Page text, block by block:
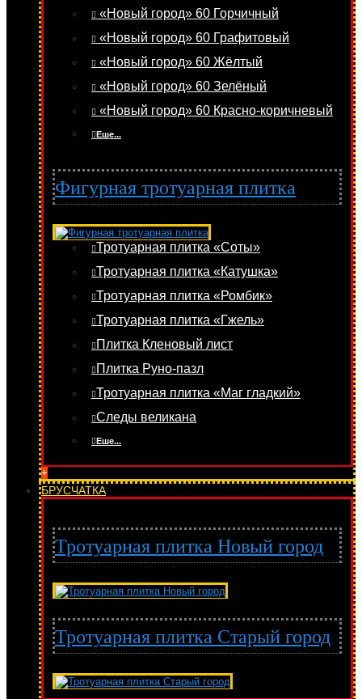
«Новый город» 60 Горчичный
«Новый город» 60 Графитовый
«Новый город» 60 Жёлтый
«Новый город» 60 Зелёный
«Новый город» 60 Красно-коричневый
Еше...
Фигурная тротуарная плитка
Тротуарная плитка «Соты»
Тротуарная плитка «Катушка»
Тротуарная плитка «Ромбик»
Тротуарная плитка «Гжель»
Плитка Кленовый лист
Плитка Руно-пазл
Тротуарная плитка «Маг гладкий»
Следы великана
Еше...
+
БРУСЧАТКА
Тротуарная плитка Новый город
Тротуарная плитка Старый город